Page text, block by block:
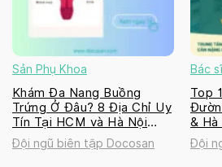
Sản Phụ Khoa
Khám Đa Nang Buồng
Trứng Ở Đâu? 8 Địa Chỉ Uy
Tín Tại HCM và Hà Nội
2026
Đội ngũ biên tập Docosan
Bác
Top
& Hà
Đội